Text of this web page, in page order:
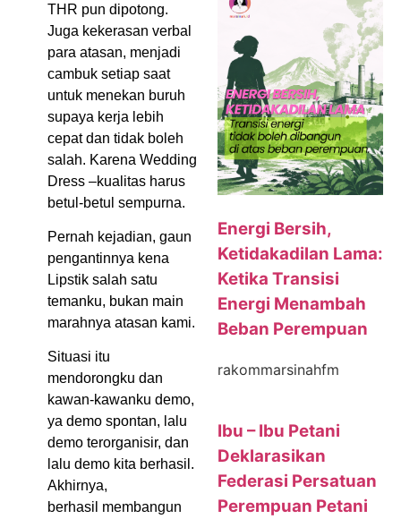
THR pun dipotong.
Juga kekerasan verbal
para atasan, menjadi
cambuk setiap saat
untuk menekan buruh
supaya kerja lebih
cepat dan tidak boleh
salah. Karena Wedding
Dress –kualitas harus
betul-betul sempurna.
Pernah kejadian, gaun
pengantinnya kena
Lipstik salah satu
temanku, bukan main
marahnya atasan kami.
Situasi itu
mendorongku dan
kawan-kawanku demo,
ya demo spontan, lalu
demo terorganisir, dan
lalu demo kita berhasil.
Akhirnya,
berhasil membangun
Energi Bersih,
Ketidakadilan Lama:
Ketika Transisi
Energi Menambah
Beban Perempuan
rakommarsinahfm
Ibu – Ibu Petani
Deklarasikan
Federasi Persatuan
Perempuan Petani